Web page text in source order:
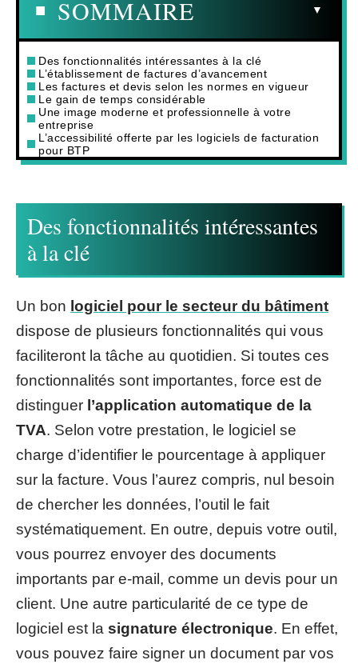
SOMMAIRE
Des fonctionnalités intéressantes à la clé
L’établissement de factures d’avancement
Les factures et devis selon les normes en vigueur
Le gain de temps considérable
Une image moderne et professionnelle à votre
entreprise
L’accessibilité offerte par les logiciels de facturation
pour BTP
Des fonctionnalités intéressantes
à la clé
Un bon logiciel pour le secteur du bâtiment
dispose de plusieurs fonctionnalités qui vous
faciliteront la tâche au quotidien. Si toutes ces
fonctionnalités sont importantes, force est de
distinguer l’application automatique de la
TVA. Selon votre prestation, le logiciel se
charge d’identifier le pourcentage à appliquer
sur la facture. Vous l’aurez compris, nul besoin
de chercher les données, l’outil le fait
systématiquement. En outre, depuis votre outil,
vous pourrez envoyer des documents
importants par e-mail, comme un devis pour un
client. Une autre particularité de ce type de
logiciel est la signature électronique. En effet,
vous pouvez faire signer un document par vos